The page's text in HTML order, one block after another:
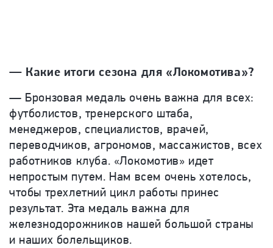
— Какие итоги сезона для «Локомотива»?
— Бронзовая медаль очень важна для всех:
футболистов, тренерского штаба,
менеджеров, специалистов, врачей,
переводчиков, агрономов, массажистов, всех
работников клуба. «Локомотив» идет
непростым путем. Нам всем очень хотелось,
чтобы трехлетний цикл работы принес
результат. Эта медаль важна для
железнодорожников нашей большой страны
и наших болельщиков.